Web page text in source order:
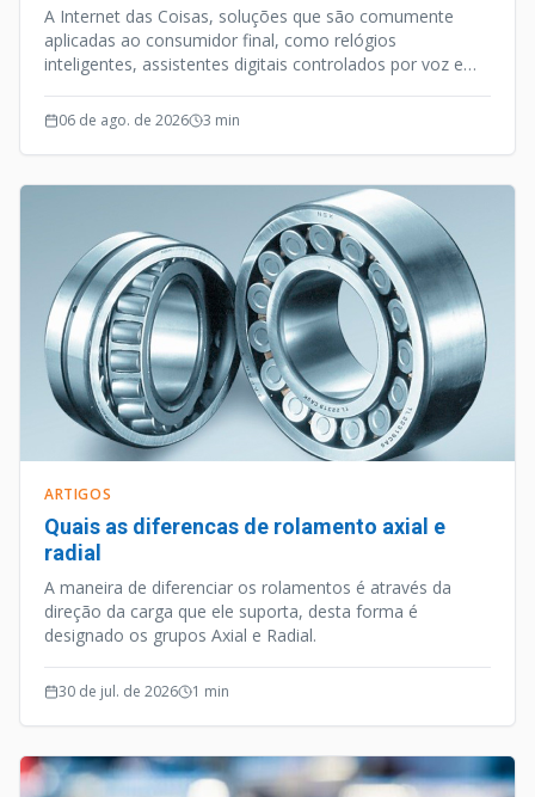
A Internet das Coisas, soluções que são comumente
aplicadas ao consumidor final, como relógios
inteligentes, assistentes digitais controlados por voz e
vertente tecnológica que caminhou a passos largos nos
últimos anos.
06 de ago. de 2026 3 min
ARTIGOS
Quais as diferencas de rolamento axial e
radial
A maneira de diferenciar os rolamentos é através da
direção da carga que ele suporta, desta forma é
designado os grupos Axial e Radial.
30 de jul. de 2026 1 min